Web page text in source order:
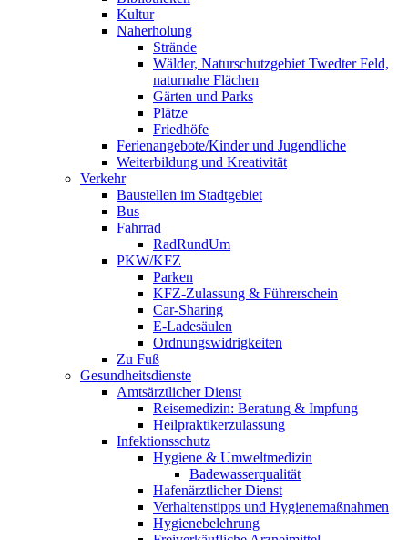
Kultur
Naherholung
Strände
Wälder, Naturschutzgebiet Twedter Feld,
naturnahe Flächen
Gärten und Parks
Plätze
Friedhöfe
Ferienangebote/Kinder und Jugendliche
Weiterbildung und Kreativität
Verkehr
Baustellen im Stadtgebiet
Bus
Fahrrad
RadRundUm
PKW/KFZ
Parken
KFZ-Zulassung & Führerschein
Car-Sharing
E-Ladesäulen
Ordnungswidrigkeiten
Zu Fuß
Gesundheitsdienste
Amtsärztlicher Dienst
Reisemedizin: Beratung & Impfung
Heilpraktikerzulassung
Infektionsschutz
Hygiene & Umweltmedizin
Badewasserqualität
Hafenärztlicher Dienst
Verhaltenstipps und Hygienemaßnahmen
Hygienebelehrung